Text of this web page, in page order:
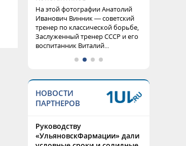
На этой фотографии Анатолий
Иванович Винник — советский
тренер по классической борьбе,
Заслуженный тренер СССР и его
воспитанник Виталий...
НОВОСТИ
ПАРТНЕРОВ
Руководству
«УльяновскФармации» дали